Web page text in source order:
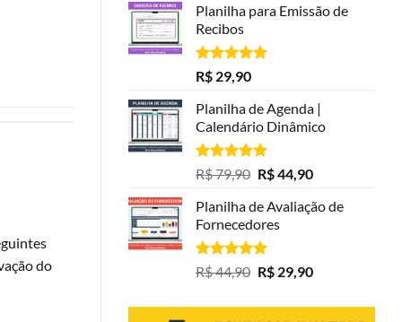
do
original
R$ 79,90.
atual
Planilha para Emissão de
Recibos
Avaliação
5.00
de 5
R$ 29,90
Planilha de Agenda |
Calendário Dinâmico
Avaliação
5.00
de 5
R$79,90 O
original
era:
R$ 79,90.
R$44,90O
atual
Planilha de Avaliação de
Fornecedores
Avaliação
5.00
de 5
R$44,90 O
original
R$29,90O
atual